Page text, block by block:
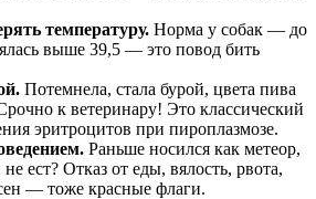
температуру. Норма у собак — до
выше 39,5 — это повод бить
Потемнела, стала бурой, цвета пива
к ветеринару! Это классический
эритроцитов при пироплазмозе.
Раньше носился как метеор,
ест? Отказ от еды, вялость, рвота,
— тоже красные флаги.